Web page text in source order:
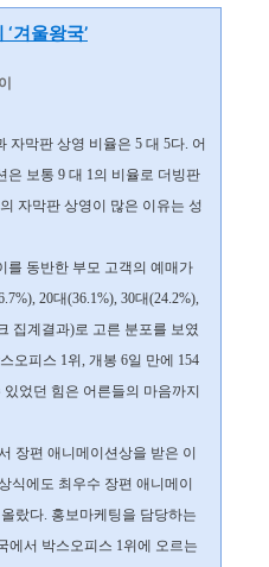
겨울왕국’
자막판 상영 비율은 5 대 5다. 어
은 보통 9 대 1의 비율로 더빙판
자막판 상영이 많은 이유는 성
를 동반한 부모 고객의 예매가
20대(36.1%), 30대(24.2%),
집계결과)로 고른 분포를 보였
오피스 1위, 개봉 6일 만에 154
었던 힘은 어른들의 마음까지
장편 애니메이션상을 받은 이
식에도 최우수 장편 애니메이
랐다. 홍보마케팅을 담당하는
에서 박스오피스 1위에 오르는